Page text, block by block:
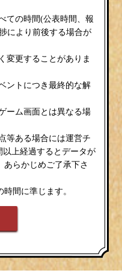
ての時間(公表時間、報
により前後する場合が
変更することがありま
ントにつき最終的な解
ーム画面とは異なる場
等ある場合には運営チ
上経過するとデータが
らかじめご了承下さ
間に準じます。